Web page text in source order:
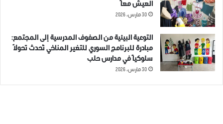
العيش معاً
30 مارس، 2026
التوعية البيئية من الصفوف المدرسية إلى المجتمع:
مبادرة للبرنامج السوري للتغير المناخي تُحدث تحولاً
سلوكياً في مدارس حلب
30 مارس، 2026